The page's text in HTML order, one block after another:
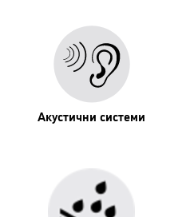
Акустични системи